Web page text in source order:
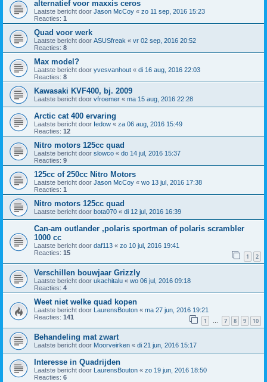
alternatief voor maxxis ceros
Laatste bericht door Jason McCoy « zo 11 sep, 2016 15:23
Reacties: 1
Quad voor werk
Laatste bericht door ASUSfreak « vr 02 sep, 2016 20:52
Reacties: 8
Max model?
Laatste bericht door yvesvanhout « di 16 aug, 2016 22:03
Reacties: 8
Kawasaki KVF400, bj. 2009
Laatste bericht door vfroemer « ma 15 aug, 2016 22:28
Arctic cat 400 ervaring
Laatste bericht door Iedow « za 06 aug, 2016 15:49
Reacties: 12
Nitro motors 125cc quad
Laatste bericht door slowco « do 14 jul, 2016 15:37
Reacties: 9
125cc of 250cc Nitro Motors
Laatste bericht door Jason McCoy « wo 13 jul, 2016 17:38
Reacties: 1
Nitro motors 125cc quad
Laatste bericht door bota070 « di 12 jul, 2016 16:39
Can-am outlander ,polaris sportman of polaris scrambler
1000 cc
Laatste bericht door daf113 « zo 10 jul, 2016 19:41
Reacties: 15 1 2
Verschillen bouwjaar Grizzly
Laatste bericht door ukachitalu « wo 06 jul, 2016 09:18
Reacties: 4
Weet niet welke quad kopen
Laatste bericht door LaurensBouton « ma 27 jun, 2016 19:21
Reacties: 141 1 … 7 8 9 10
Behandeling mat zwart
Laatste bericht door Moorveirken « di 21 jun, 2016 15:17
Interesse in Quadrijden
Laatste bericht door LaurensBouton « zo 19 jun, 2016 18:50
Reacties: 6